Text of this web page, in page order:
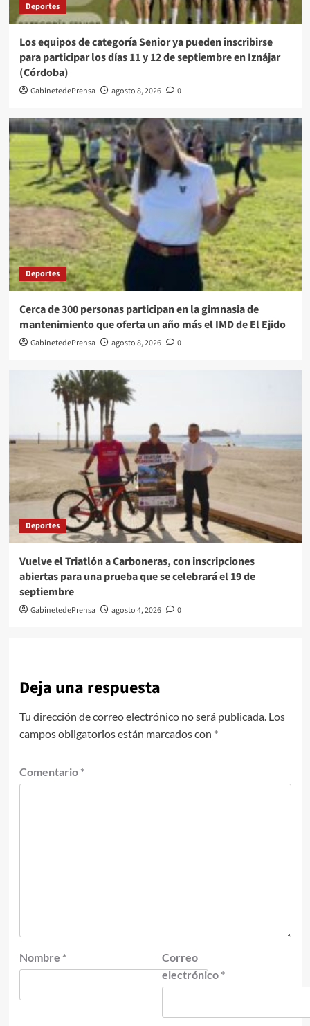
Deportes
Los equipos de categoría Senior ya pueden inscribirse
para participar los días 11 y 12 de septiembre en Iznájar
(Córdoba)
GabinetedePrensa agosto 8, 2026 0
Deportes
Cerca de 300 personas participan en la gimnasia de
mantenimiento que oferta un año más el IMD de El Ejido
GabinetedePrensa agosto 8, 2026 0
Deportes
Vuelve el Triatlón a Carboneras, con inscripciones
abiertas para una prueba que se celebrará el 19 de
septiembre
GabinetedePrensa agosto 4, 2026 0
Deja una respuesta
Tu dirección de correo electrónico no será publicada. Los
campos obligatorios están marcados con *
Comentario *
Nombre *
Correo
electrónico *